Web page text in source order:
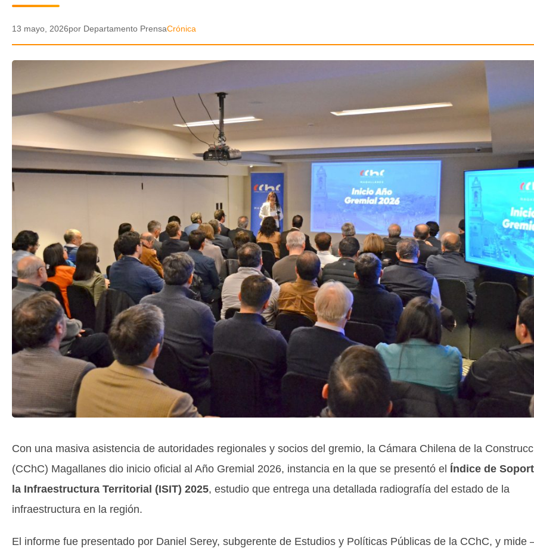
13 mayo, 2026por Departamento PrensaCrónica
Con una masiva asistencia de autoridades regionales y socios del gremio, la Cámara Chilena de la
(CChC) Magallanes dio inicio oficial al Año Gremial 2026, instancia en la que se presentó el Índice de
la Infraestructura Territorial (ISIT) 2025, estudio que entrega una detallada radiografía del estado de la
infraestructura en la región.
El informe fue presentado por Daniel Serey, subgerente de Estudios y Políticas Públicas de la CChC, y mide